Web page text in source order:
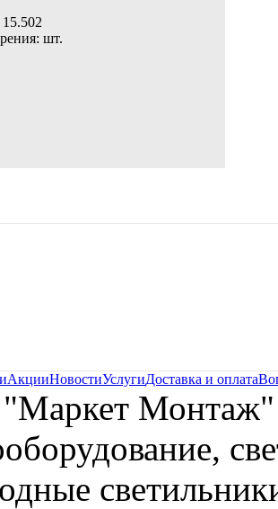
шт.
АкцииНовостиУслугиДоставка и оплата
Монтаж"